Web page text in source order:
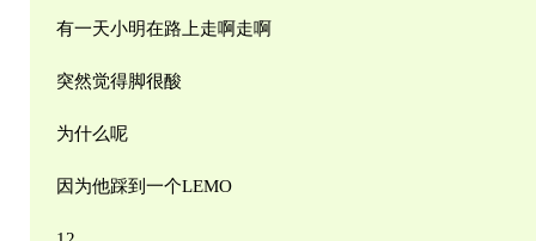
有一天小明在路上走啊走啊
突然觉得脚很酸
为什么呢
因为他踩到一个LEMO